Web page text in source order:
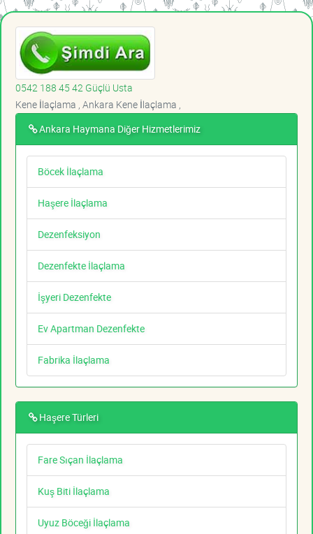
0542 188 45 42 Güçlü Usta
Kene İlaçlama , Ankara Kene İlaçlama ,
Ankara Haymana Diğer Hizmetlerimiz
Böcek İlaçlama
Haşere İlaçlama
Dezenfeksiyon
Dezenfekte İlaçlama
İşyeri Dezenfekte
Ev Apartman Dezenfekte
Fabrika İlaçlama
Haşere Türleri
Fare Sıçan İlaçlama
Kuş Biti İlaçlama
Uyuz Böceği İlaçlama